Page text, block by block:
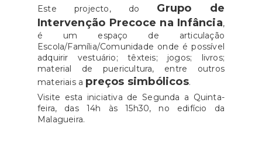
Este projecto, do Grupo de
Intervenção Precoce na Infância,
é um espaço de articulação
Escola/Família/Comunidade onde é possível
adquirir vestuário; têxteis; jogos; livros;
material de puericultura, entre outros
materiais a preços simbólicos.
Visite esta iniciativa de Segunda a Quinta-
feira, das 14h às 15h30, no edifício da
Malagueira.